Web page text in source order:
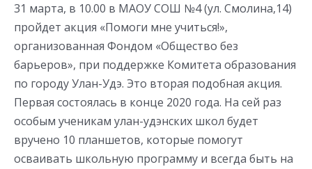
31 марта, в 10.00 в МАОУ СОШ №4 (ул. Смолина,14)
пройдет акция «Помоги мне учиться!»,
организованная Фондом «Общество без
барьеров», при поддержке Комитета образования
по городу Улан-Удэ. Это вторая подобная акция.
Первая состоялась в конце 2020 года. На сей раз
особым ученикам улан-удэнских школ будет
вручено 10 планшетов, которые помогут
осваивать школьную программу и всегда быть на